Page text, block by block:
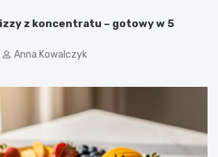
z koncentratu – gotowy w 5
Anna Kowalczyk